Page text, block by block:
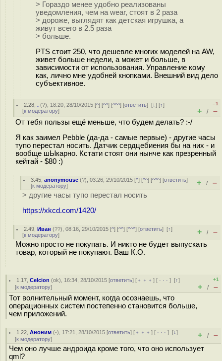
> Гораздо менее удобно реализованы
уведомления, чем на wear, стоят в 2 раза
> дороже, выглядят как детская игрушка, а
живут всего в 2.5 раза
> больше.
PTS стоит 250, что дешевле многих моделей на AW,
живет больше недели, а может и больше, в
зависимости от использования. Управление кому
как, лично мне удобней кнопками. Внешний вид дело
субъективное.
2.28 ,. (?), 18:20, 28/10/2015 [^] [^^] [^^^] [ответить][↓] [↑]
[к модератору]
–1
+ / –
От тебя пользы ещё меньше, что будем делать? :-/
Я как заимел Pebble (да-да - самые первые) - другие часы
тупо перестал носить. Датчик сердцебиения бы на них - и
вообще шЫкарно. Кстати стоят они нынче как презренный
кейтай - $80 :)
3.45 ,anonymouse (?), 03:26, 29/10/2015 [^] [^^] [^^^] [ответить]
[к модератору] + / –
> другие часы тупо перестал носить
https://xkcd.com/1420/
2.49 ,Иван (??), 08:16, 29/10/2015 [^] [^^] [^^^] [ответить][↑]
[к модератору] + / –
Можно просто не покупать. И никто не будет выпускать
товар, который не покупают. Ваш К.О.
1.17 ,Celcion (ok), 16:34, 28/10/2015 [ответить] [ ﹢﹢﹢] [ · · ·][↑]
[к модератору]
+1
+ / –
Тот волнительный момент, когда осознаешь, что
операционных систем постепенно становится больше,
чем приложений.
1.22 ,Аноним (-), 17:21, 28/10/2015 [ответить] [ ﹢﹢﹢] [ · · ·][↓]
[к модератору] + / –
Чем оно лучше андроида кроме того, что оно использует
qml?